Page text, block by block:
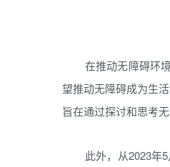
在推动无障碍环
望推动无障碍成为生
旨在通过探讨和思考
此外，从2023年